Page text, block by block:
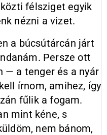
félsziget egyik
nézni a vizet.
a búcsútárcán járt
Persze ott
— a tenger és a nyár
írnom, amihez, így
fűlik a fogam.
mint kéne, s
nem bánom,